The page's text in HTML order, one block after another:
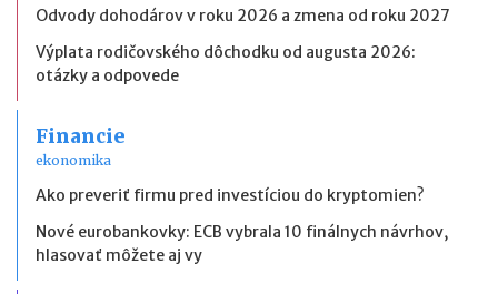
Odvody dohodárov v roku 2026 a zmena od roku 2027
Výplata rodičovského dôchodku od augusta 2026:
otázky a odpovede
Financie
ekonomika
Ako preveriť firmu pred investíciou do kryptomien?
Nové eurobankovky: ECB vybrala 10 finálnych návrhov,
hlasovať môžete aj vy